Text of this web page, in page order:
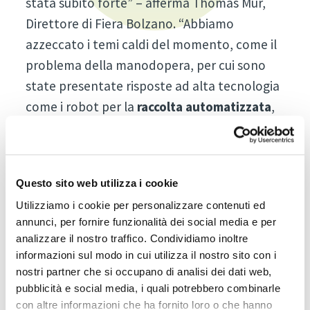
Questo sito web utilizza i cookie
Utilizziamo i cookie per personalizzare contenuti ed
annunci, per fornire funzionalità dei social media e per
analizzare il nostro traffico. Condividiamo inoltre
informazioni sul modo in cui utilizza il nostro sito con i
nostri partner che si occupano di analisi dei dati web,
pubblicità e social media, i quali potrebbero combinarle
con altre informazioni che ha fornito loro o che hanno
Direttore di Fiera Bolzano. “Abbiamo
azzeccato i temi caldi del momento, come il
problema della manodopera, per cui sono
state presentate risposte ad alta tecnologia
come i robot per la raccolta automatizzata,
e il cambiamento climatico, a cui abbiamo
dato rilevanza premiando con l’Interpoma
gestione dell'acqua nei meleti. Ma la
grandissima novità di quest’anno è stato
l’Interpoma Variety Garden, un’esposizione
di 60 varietà esclusive di mele, che ha
riscontrato un alto interesse tra i visitatori”.
La parola ai protagonisti